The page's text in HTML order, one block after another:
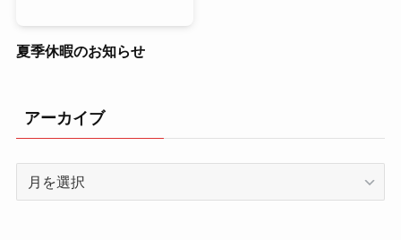
夏季休暇のお知らせ
アーカイブ